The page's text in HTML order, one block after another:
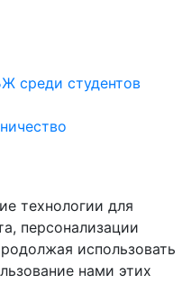
среди студентов
технологии для
персонализации
использовать
нами этих